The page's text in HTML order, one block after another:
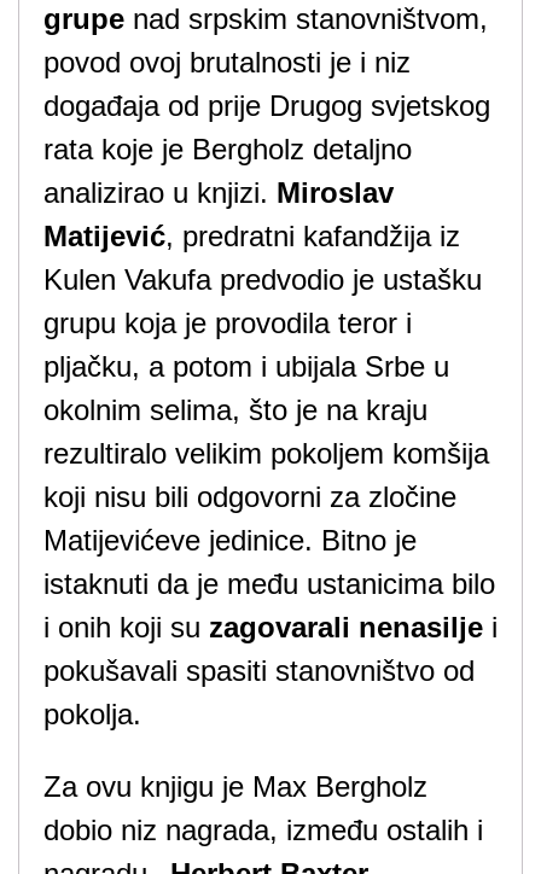
grupe nad srpskim stanovništvom,
povod ovoj brutalnosti je i niz
događaja od prije Drugog svjetskog
rata koje je Bergholz detaljno
analizirao u knjizi. Miroslav
Matijević, predratni kafandžija iz
Kulen Vakufa predvodio je ustašku
grupu koja je provodila teror i
pljačku, a potom i ubijala Srbe u
okolnim selima, što je na kraju
rezultiralo velikim pokoljem komšija
koji nisu bili odgovorni za zločine
Matijevićeve jedinice. Bitno je
istaknuti da je među ustanicima bilo
i onih koji su zagovarali nenasilje i
pokušavali spasiti stanovništvo od
pokolja.
Za ovu knjigu je Max Bergholz
dobio niz nagrada, između ostalih i